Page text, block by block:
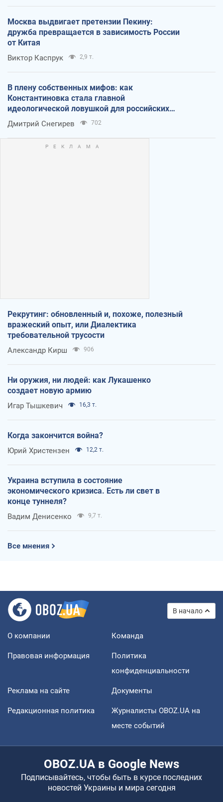
Москва выдвигает претензии Пекину:
дружба превращается в зависимость России
от Китая
Виктор Каспрук 2,9 т.
В плену собственных мифов: как
Константиновка стала главной
идеологической ловушкой для российских
оккупантов
Дмитрий Снегирев 702
Рекрутинг: обновленный и, похоже, полезный
вражеский опыт, или Диалектика
требовательной трусости
Александр Кирш 906
Ни оружия, ни людей: как Лукашенко
создает новую армию
Игар Тышкевич 16,3 т.
Когда закончится война?
Юрий Христензен 12,2 т.
Украина вступила в состояние
экономического кризиса. Есть ли свет в
конце туннеля?
Вадим Денисенко 9,7 т.
Все мнения
В начало
О компании Команда
Правовая информация
Политика
конфиденциальности
Реклама на сайте Документы
Редакционная политика
Журналисты OBOZ.UA на
месте событий
OBOZ.UA в Google News
Подписывайтесь, чтобы быть в курсе последних
новостей Украины и мира сегодня